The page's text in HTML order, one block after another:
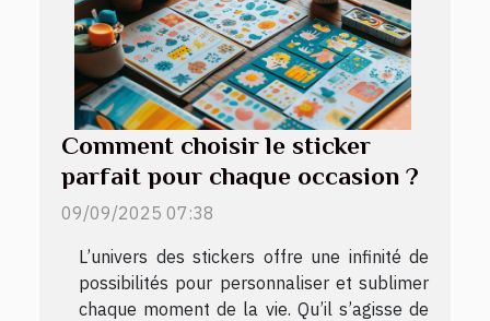
Comment choisir le sticker
parfait pour chaque occasion ?
09/09/2025 07:38
L’univers des stickers offre une infinité de
possibilités pour personnaliser et sublimer
chaque moment de la vie. Qu’il s’agisse de